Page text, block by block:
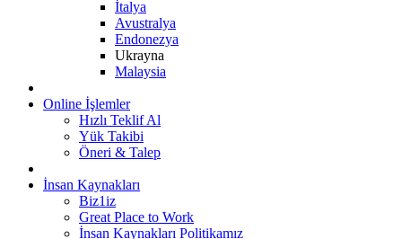
İtalya
Avustralya
Endonezya
Ukrayna
Malaysia
Online İşlemler
Hızlı Teklif Al
Yük Takibi
Öneri & Talep
İnsan Kaynakları
Biz1iz
Great Place to Work
İnsan Kaynakları Politikamız